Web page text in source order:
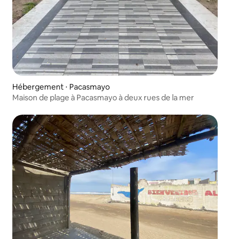
Hébergement ⋅ Pacasmayo
Maison de plage à Pacasmayo à deux rues de la mer